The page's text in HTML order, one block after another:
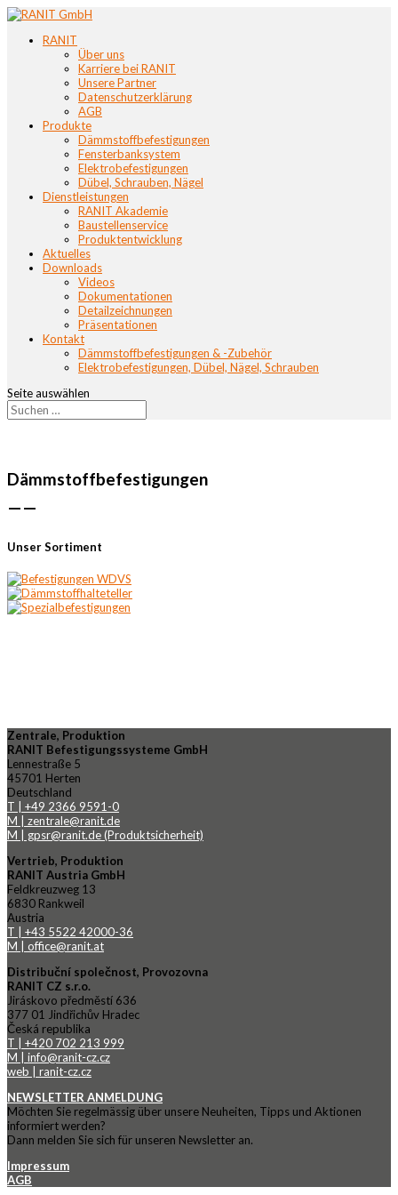
RANIT
Über uns
Karriere bei RANIT
Unsere Partner
Datenschutzerklärung
AGB
Produkte
Dämmstoffbefestigungen
Fensterbanksystem
Elektrobefestigungen
Dübel, Schrauben, Nägel
Dienstleistungen
RANIT Akademie
Baustellenservice
Produktentwicklung
Aktuelles
Downloads
Videos
Dokumentationen
Detailzeichnungen
Präsentationen
Kontakt
Dämmstoffbefestigungen & -Zubehör
Elektrobefestigungen, Dübel, Nägel, Schrauben
Seite auswählen
Dämmstoffbefestigungen
——
Unser Sortiment
Zentrale, Produktion
RANIT Befestigungssysteme GmbH
Lennestraße 5
45701 Herten
Deutschland
T | +49 2366 9591-0
M | zentrale@ranit.de
M | gpsr@ranit.de (Produktsicherheit)
Vertrieb, Produktion
RANIT Austria GmbH
Feldkreuzweg 13
6830 Rankweil
Austria
T | +43 5522 42000-36
M | office@ranit.at
Distribuční společnost, Provozovna
RANIT CZ s.r.o.
Jiráskovo předměstí 636
377 01 Jindřichův Hradec
Česká republika
T | +420 702 213 999
M | info@ranit-cz.cz
web | ranit-cz.cz
NEWSLETTER ANMELDUNG
Möchten Sie regelmässig über unsere Neuheiten, Tipps und Aktionen
informiert werden?
Dann melden Sie sich für unseren Newsletter an.
Impressum
AGB